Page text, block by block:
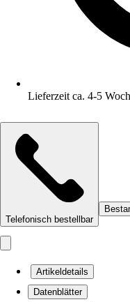
Lieferzeit ca. 4-5
Telefonisch bestellbar
Artikeldetails
Datenblätter